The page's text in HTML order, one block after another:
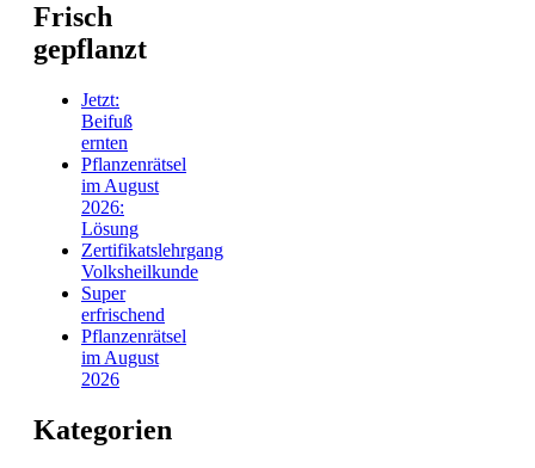
Frisch
gepflanzt
Jetzt:
Beifuß
ernten
Pflanzenrätsel
im August
2026:
Lösung
Zertifikatslehrgang
Volksheilkunde
Super
erfrischend
Pflanzenrätsel
im August
2026
Kategorien